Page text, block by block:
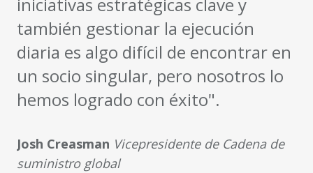
iniciativas estratégicas clave y
también gestionar la ejecución
diaria es algo difícil de encontrar en
un socio singular, pero nosotros lo
hemos logrado con éxito".
Josh Creasman Vicepresidente de Cadena de
suministro global